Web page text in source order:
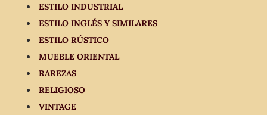
ESTILO INDUSTRIAL
ESTILO INGLÉS Y SIMILARES
ESTILO RÚSTICO
MUEBLE ORIENTAL
RAREZAS
RELIGIOSO
VINTAGE